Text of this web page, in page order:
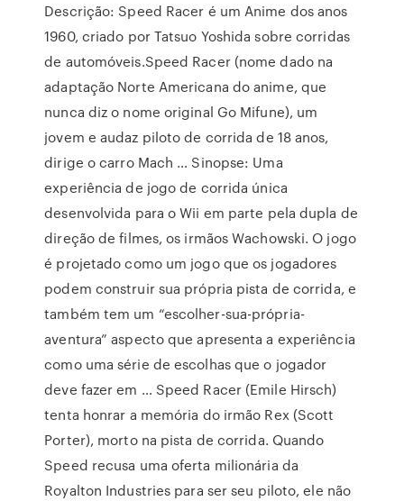
Descrição: Speed Racer é um Anime dos anos
1960, criado por Tatsuo Yoshida sobre corridas
de automóveis.Speed Racer (nome dado na
adaptação Norte Americana do anime, que
nunca diz o nome original Go Mifune), um
jovem e audaz piloto de corrida de 18 anos,
dirige o carro Mach … Sinopse: Uma
experiência de jogo de corrida única
desenvolvida para o Wii em parte pela dupla de
direção de filmes, os irmãos Wachowski. O jogo
é projetado como um jogo que os jogadores
podem construir sua própria pista de corrida, e
também tem um “escolher-sua-própria-
aventura” aspecto que apresenta a experiência
como uma série de escolhas que o jogador
deve fazer em … Speed Racer (Emile Hirsch)
tenta honrar a memória do irmão Rex (Scott
Porter), morto na pista de corrida. Quando
Speed recusa uma oferta milionária da
Royalton Industries para ser seu piloto, ele não